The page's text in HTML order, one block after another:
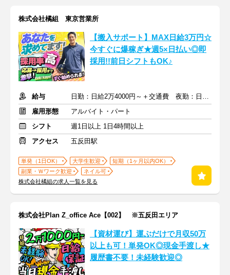
株式会社橘組 東京営業所
【搬入サポート】MAX日給3万円☆
今すぐに爆稼ぎ★週5×日払い◎即
採用!!前日シフトもOK♪
給与
日勤：日給2万4000円～＋交通費 夜勤：日給3万円～＋交通費
雇用形態
アルバイト・パート
シフト
週1日以上 1日4時間以上
アクセス
五反田駅
単発（1日OK） 大学生歓迎
短期（1ヶ月以内OK）
副業・Ｗワーク歓迎
ネイル可
株式会社橘組の求人一覧を見る
株式会社Plan Z_office Ace【002】 ※五反田エリア
【資材運び】運ぶだけで月収50万
以上も可！単発OK◎現金手渡し★
履歴書不要！未経験歓迎◎